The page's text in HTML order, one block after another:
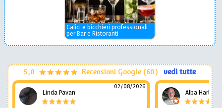
Calici e bicchieri professionali
per Bar e Ristoranti
5,0 Recensioni Google (60) vedi tutte
Linda Pavan
02/08/2026
Alba Harley